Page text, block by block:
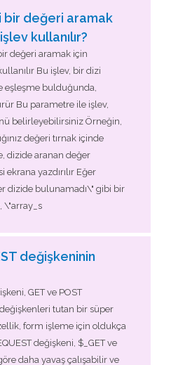
bir değeri aramak
kullanılır?
değeri aramak için
Bu işlev, bir dizi
eşleşme bulduğunda,
Bu parametre ile işlev,
belirleyebilirsiniz Örneğin,
değeri tırnak içinde
dizide aranan değer
yazdırılır Eğer
dizide bulunamadı\" gibi bir
\"array_s
değişkeninin
GET ve POST
tutan bir süper
form işleme için oldukça
değişkeni, $_GET ve
daha yavaş çalışabilir ve